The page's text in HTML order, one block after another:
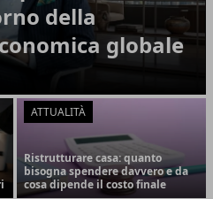
della
globale
ATTUALITÀ
Ristrutturare casa: quanto
bisogna spendere davvero e da
cosa dipende il costo finale